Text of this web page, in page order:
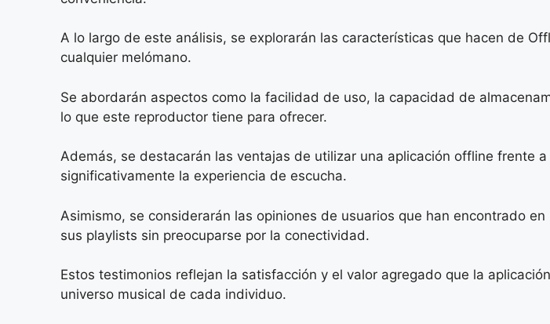
A lo largo de este análisis, se explorarán las características que hacen de
cualquier melómano.
Se abordarán aspectos como la facilidad de uso, la capacidad de
lo que este reproductor tiene para ofrecer.
Además, se destacarán las ventajas de utilizar una aplicación offline frente
significativamente la experiencia de escucha.
Asimismo, se considerarán las opiniones de usuarios que han encontrado
sus playlists sin preocuparse por la conectividad.
Estos testimonios reflejan la satisfacción y el valor agregado que la
universo musical de cada individuo.